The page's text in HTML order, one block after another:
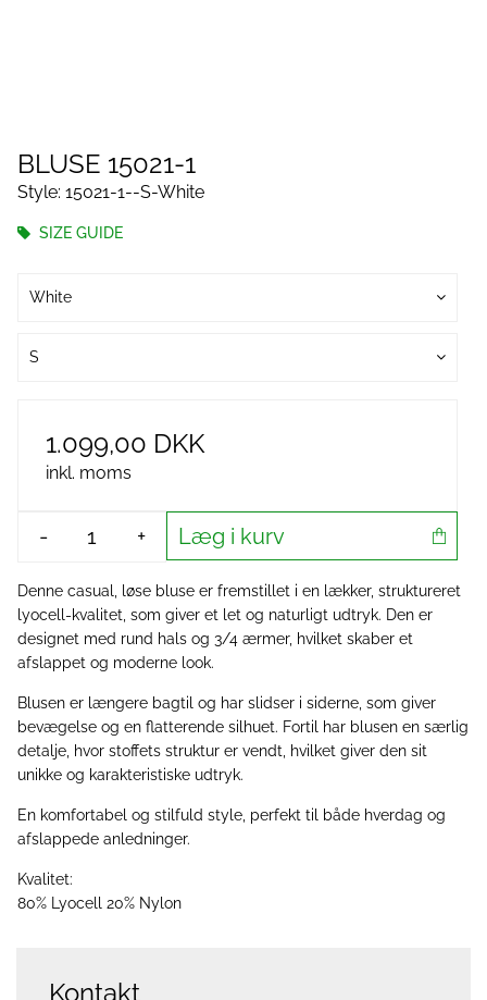
BLUSE 15021-1
Style: 15021-1--S-White
SIZE GUIDE
White
S
1.099,00 DKK
inkl. moms
- + Læg i kurv
Denne casual, løse bluse er fremstillet i en lækker, struktureret
lyocell-kvalitet, som giver et let og naturligt udtryk. Den er
designet med rund hals og 3/4 ærmer, hvilket skaber et
afslappet og moderne look.
Blusen er længere bagtil og har slidser i siderne, som giver
bevægelse og en flatterende silhuet. Fortil har blusen en særlig
detalje, hvor stoffets struktur er vendt, hvilket giver den sit
unikke og karakteristiske udtryk.
En komfortabel og stilfuld style, perfekt til både hverdag og
afslappede anledninger.
Kvalitet:
80% Lyocell 20% Nylon
Kontakt